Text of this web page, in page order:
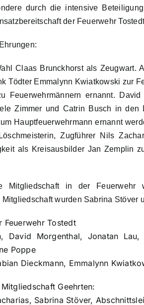
durch die intensive
der Feuerwehr
Claas Brunckhorst als Zeugwart.
Tödter Emmalynn Kwiatkowski zur
Feuerwehrmännern ernannt.
Zimmer und Catrin Busch in den
Hauptfeuerwehrmann ernannt
Zugführer Nils
als Kreisausbilder Jan Zemplin
Mitgliedschaft in der
wurden Sabrina Stöver
Feuerwehr Tostedt
David Morgenthal, Jonatan
Poppe
Dieckmann, Emmalynn
Geehrten:
Sabrina Stöver,